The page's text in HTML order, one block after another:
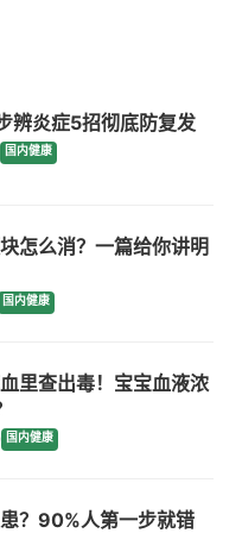
辨炎症5招彻底防复发
国内健康
怎么消？一篇给你讲明
国内健康
里查出毒！宝宝血液浓
国内健康
？90%人第一步就错